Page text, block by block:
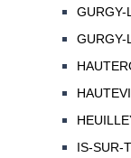
GURGY-
GURGY-
IS-SUR-